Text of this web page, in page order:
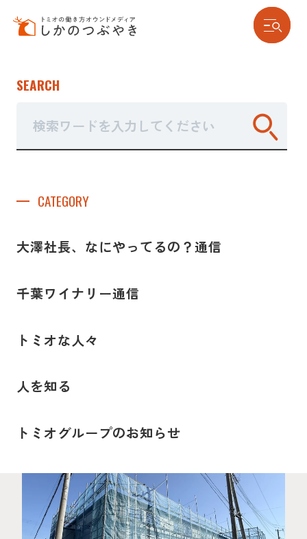
SEARCH
CATEGORY
大澤社長、なにやってるの？通信
千葉ワイナリー通信
トミオな人々
人を知る
トミオグループのお知らせ
ナーシングホーム
自分で考えて行動することができる方
ます。